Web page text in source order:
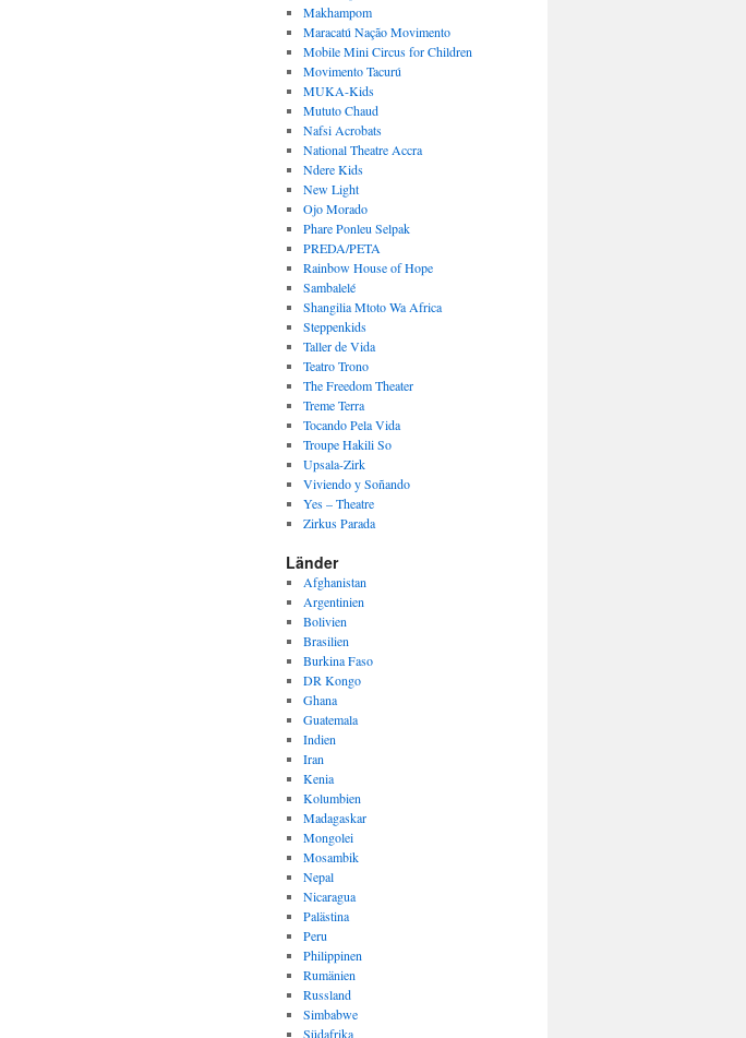
Makhampom
Maracatú Nação Movimento
Mobile Mini Circus for Children
Movimento Tacurú
MUKA-Kids
Mututo Chaud
Nafsi Acrobats
National Theatre Accra
Ndere Kids
New Light
Ojo Morado
Phare Ponleu Selpak
PREDA/PETA
Rainbow House of Hope
Sambalelé
Shangilia Mtoto Wa Africa
Steppenkids
Taller de Vida
Teatro Trono
The Freedom Theater
Treme Terra
Tocando Pela Vida
Troupe Hakili So
Upsala-Zirk
Viviendo y Soñando
Yes – Theatre
Zirkus Parada
Länder
Afghanistan
Argentinien
Bolivien
Brasilien
Burkina Faso
DR Kongo
Ghana
Guatemala
Indien
Iran
Kenia
Kolumbien
Madagaskar
Mongolei
Mosambik
Nepal
Nicaragua
Palästina
Peru
Philippinen
Rumänien
Russland
Simbabwe
Südafrika